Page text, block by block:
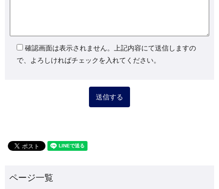
確認画面は表示されません。上記内容にて送信しますの
で、よろしければチェックを入れてください。